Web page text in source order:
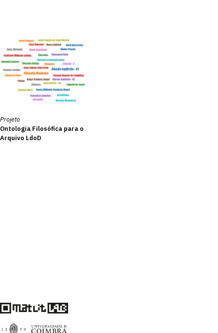
Projeto
Ontologia Filosófica para o
Arquivo LdoD